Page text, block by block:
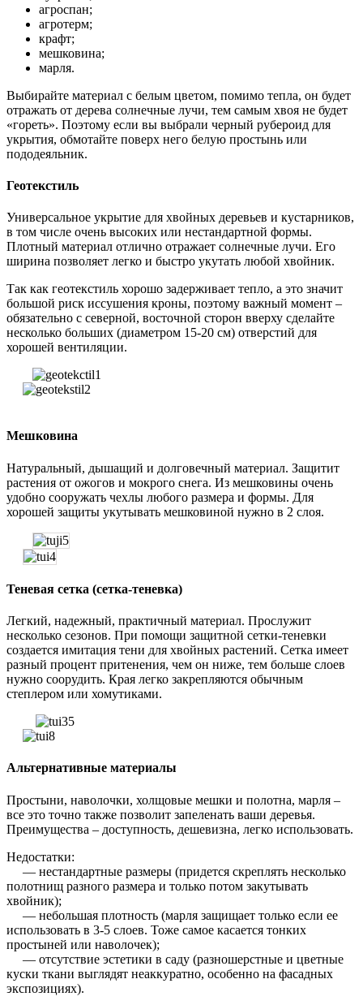
агроспан;
агротерм;
крафт;
мешковина;
марля.
Выбирайте материал с белым цветом, помимо тепла, он будет
отражать от дерева солнечные лучи, тем самым хвоя не будет
«гореть». Поэтому если вы выбрали черный рубероид для
укрытия, обмотайте поверх него белую простынь или
пододеяльник.
Геотекстиль
Универсальное укрытие для хвойных деревьев и кустарников,
в том числе очень высоких или нестандартной формы.
Плотный материал отлично отражает солнечные лучи. Его
ширина позволяет легко и быстро укутать любой хвойник.
Так как геотекстиль хорошо задерживает тепло, а это значит
большой риск иссушения кроны, поэтому важный момент –
обязательно с северной, восточной сторон вверху сделайте
несколько больших (диаметром 15-20 см) отверстий для
хорошей вентиляции.
Мешковина
Натуральный, дышащий и долговечный материал. Защитит
растения от ожогов и мокрого снега. Из мешковины очень
удобно сооружать чехлы любого размера и формы. Для
хорошей защиты укутывать мешковиной нужно в 2 слоя.
Теневая сетка (сетка-теневка)
Легкий, надежный, практичный материал. Прослужит
несколько сезонов. При помощи защитной сетки-теневки
создается имитация тени для хвойных растений. Сетка имеет
разный процент притенения, чем он ниже, тем больше слоев
нужно соорудить. Края легко закрепляются обычным
степлером или хомутиками.
Альтернативные материалы
Простыни, наволочки, холщовые мешки и полотна, марля –
все это точно также позволит запеленать ваши деревья.
Преимущества – доступность, дешевизна, легко использовать.
Недостатки:
— нестандартные размеры (придется скреплять несколько
полотнищ разного размера и только потом закутывать
хвойник);
— небольшая плотность (марля защищает только если ее
использовать в 3-5 слоев. Тоже самое касается тонких
простыней или наволочек);
— отсутствие эстетики в саду (разношерстные и цветные
куски ткани выглядят неаккуратно, особенно на фасадных
экспозициях).